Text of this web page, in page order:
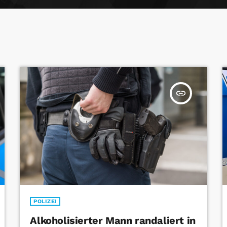
insert_link
POLIZEI
Alkoholisierter Mann randaliert in